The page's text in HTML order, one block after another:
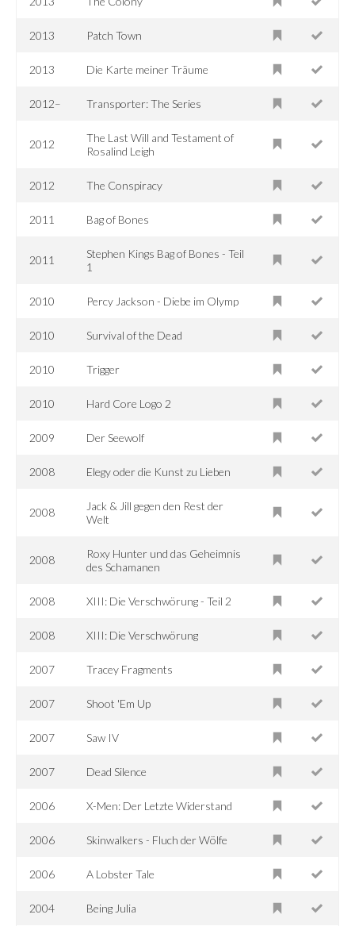
2013 Patch Town
2013 Die Karte meiner Träume
2012– Transporter: The Series
2012
The Last Will and Testament of
Rosalind Leigh
2012 The Conspiracy
2011 Bag of Bones
2011
Stephen Kings Bag of Bones - Teil
1
2010 Percy Jackson - Diebe im Olymp
2010 Survival of the Dead
2010 Trigger
2010 Hard Core Logo 2
2009 Der Seewolf
2008 Elegy oder die Kunst zu Lieben
2008
Jack & Jill gegen den Rest der
Welt
2008
Roxy Hunter und das Geheimnis
des Schamanen
2008 XIII: Die Verschwörung - Teil 2
2008 XIII: Die Verschwörung
2007 Tracey Fragments
2007 Shoot 'Em Up
2007 Saw IV
2007 Dead Silence
2006 X-Men: Der Letzte Widerstand
2006 Skinwalkers - Fluch der Wölfe
2006 A Lobster Tale
2004 Being Julia